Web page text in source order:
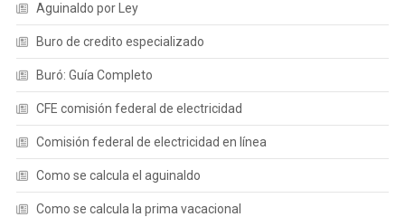
Aguinaldo por Ley
Buro de credito especializado
Buró: Guía Completo
CFE comisión federal de electricidad
Comisión federal de electricidad en línea
Como se calcula el aguinaldo
Como se calcula la prima vacacional